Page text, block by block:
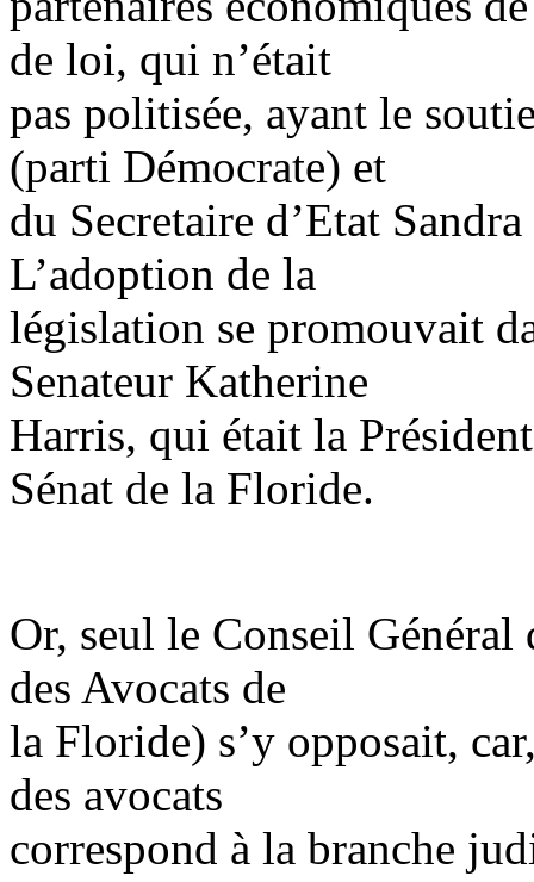
de loi, qui n’était
pas politisée, ayant le
(parti Démocrate) et
du Secretaire d’Etat
L’adoption de la
législation se promouvait
Senateur Katherine
Harris, qui était la
Sénat de la Floride.
Or, seul le Conseil
des Avocats de
la Floride) s’y opposait,
des avocats
correspond à la branche